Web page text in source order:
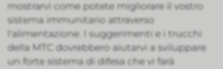
mostrarvi come potete migliorare il vostro
sistema immunitario attraverso
l'alimentazione. I suggerimenti e i trucchi
della MTC dovrebbero aiutarvi a sviluppare
un forte sistema di difesa che vi farà